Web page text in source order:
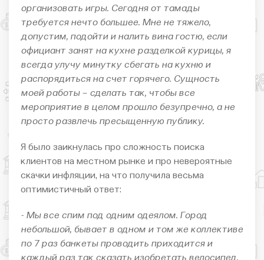
организовать игры. Сегодня от тамады
требуется нечто большее. Мне не тяжело,
допустим, подойти и налить вина гостю, если
официант занят на кухне разделкой курицы, я
всегда улучу минутку сбегать на кухню и
распорядиться на счет горячего. Сущность
моей работы – сделать так, чтобы все
мероприятие в целом прошло безупречно, а не
просто развлечь пресыщенную публику.
Я было заикнулась про сложность поиска
клиентов на местном рынке и про невероятные
скачки инфляции, на что получила весьма
оптимистичный ответ:
- Мы все спим под одним одеялом. Город
небольшой, бывает в одном и том же коллективе
по 7 раз банкеты проводить приходится и